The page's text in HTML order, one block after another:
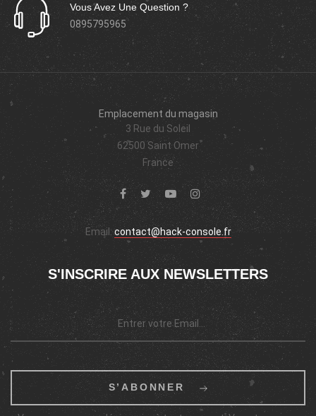
Vous Avez Une Question ?
0895795965
Emplacement du magasin
3 Rue du Soleil
62500 Saint Omer
France
Email:contact@hack-console.fr
S'INSCRIRE AUX NEWSLETTERS
S’ABONNER